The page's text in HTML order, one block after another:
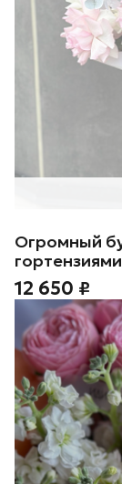
Огромный
гортензиями
12 650 ₽